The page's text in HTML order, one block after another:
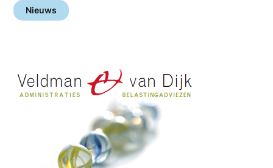
Nieuws